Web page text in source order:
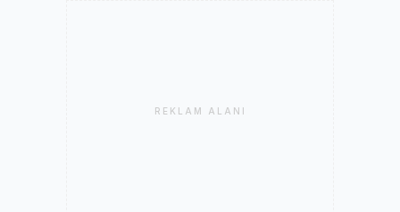
REKLAM ALANI